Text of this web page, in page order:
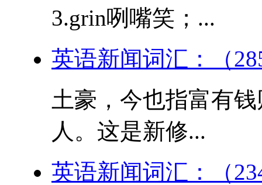
3.grin咧嘴笑；...
英语新闻词汇：（
土豪，今也指富有
人。这是新修...
英语新闻词汇：（